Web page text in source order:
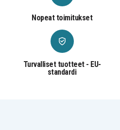
Nopeat toimitukset
Turvalliset tuotteet - EU-
standardi